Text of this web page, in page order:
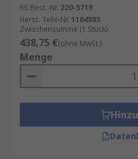
RS Best.-Nr. 220-5719
Herst. Teile-Nr. 1104885
Zwischensumme (1 Stück)
438,75 €(ohne MwSt.)
Menge